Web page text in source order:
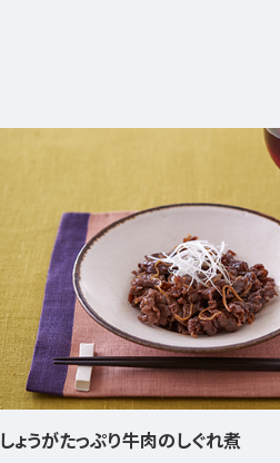
たことトマトのバジルバター炒め